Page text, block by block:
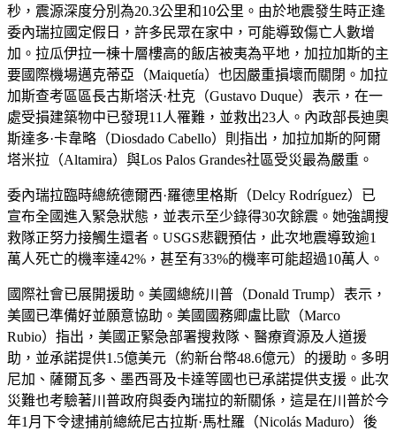
秒，震源深度分別為20.3公里和10公里。由於地震發生時正逢
委內瑞拉國定假日，許多民眾在家中，可能導致傷亡人數增
加。拉瓜伊拉一棟十層樓高的飯店被夷為平地，加拉加斯的主
要國際機場邁克蒂亞（Maiquetía）也因嚴重損壞而關閉。加拉
加斯查考區區長古斯塔沃·杜克（Gustavo Duque）表示，在一
處受損建築物中已發現11人罹難，並救出23人。內政部長迪奧
斯達多·卡韋略（Diosdado Cabello）則指出，加拉加斯的阿爾
塔米拉（Altamira）與Los Palos Grandes社區受災最為嚴重。
委內瑞拉臨時總統德爾西·羅德里格斯（Delcy Rodríguez）已
宣布全國進入緊急狀態，並表示至少錄得30次餘震。她強調搜
救隊正努力接觸生還者。USGS悲觀預估，此次地震導致逾1
萬人死亡的機率達42%，甚至有33%的機率可能超過10萬人。
國際社會已展開援助。美國總統川普（Donald Trump）表示，
美國已準備好並願意協助。美國國務卿盧比歐（Marco
Rubio）指出，美國正緊急部署搜救隊、醫療資源及人道援
助，並承諾提供1.5億美元（約新台幣48.6億元）的援助。多明
尼加、薩爾瓦多、墨西哥及卡達等國也已承諾提供支援。此次
災難也考驗著川普政府與委內瑞拉的新關係，這是在川普於今
年1月下令逮捕前總統尼古拉斯·馬杜羅（Nicolás Maduro）後